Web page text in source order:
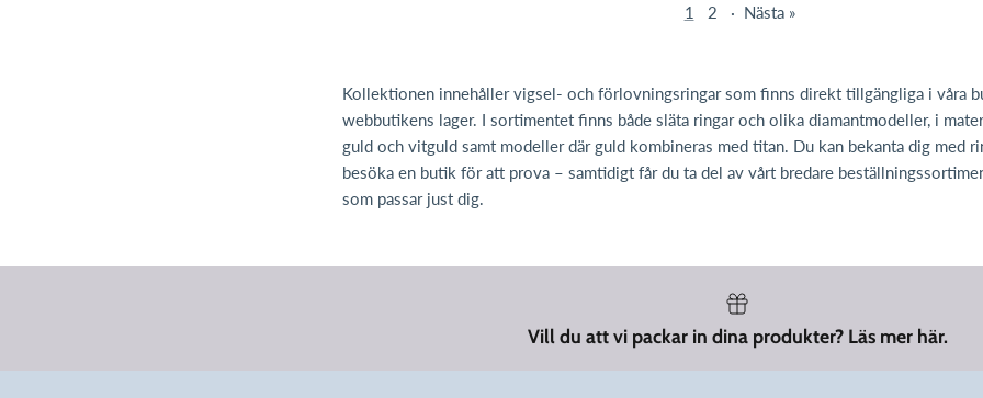
1 2 · Nästa »
Kollektionen innehåller vigsel- och förlovningsringar som finns direkt tillgängliga i våra
webbutikens lager. I sortimentet finns både släta ringar och olika diamantmodeller, i
guld och vitguld samt modeller där guld kombineras med titan. Du kan bekanta dig med
besöka en butik för att prova – samtidigt får du ta del av vårt bredare
som passar just dig.
Vill du att vi packar in dina produkter? Läs mer här.